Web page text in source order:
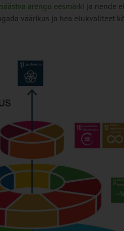
arengu eesmärki ja nende
väärikus ja hea elukvaliteet